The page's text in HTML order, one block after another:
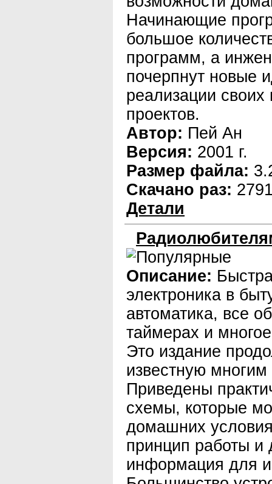
Начинающие
большое
программ, а
почерпнут новые
реализации
проектов.
Автор: Пей Ан
Версия: 2001 г.
Размер файла:
Скачано раз:
Детали
Описание:
электроника в
автоматика, все
таймерах и
Это издание
известную
Приведены
схемы, которые
домашних
принцип работы и
информация для